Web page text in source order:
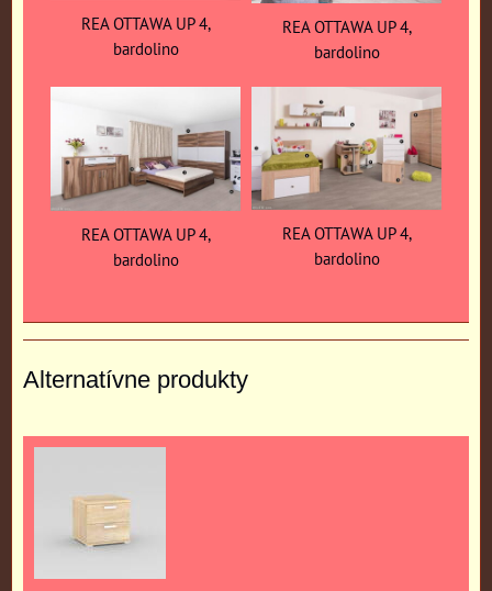
REA OTTAWA UP 4,
bardolino
REA OTTAWA UP 4,
bardolino
REA OTTAWA UP 4,
bardolino
REA OTTAWA UP 4,
bardolino
Alternatívne produkty